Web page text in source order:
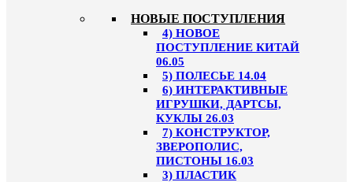
НОВЫЕ ПОСТУПЛЕНИЯ
4) НОВОЕ
ПОСТУПЛЕНИЕ КИТАЙ
06.05
5) ПОЛЕСЬЕ 14.04
6) ИНТЕРАКТИВНЫЕ
ИГРУШКИ, ДАРТСЫ,
КУКЛЫ 26.03
7) КОНСТРУКТОР,
ЗВЕРОПОЛИС,
ПИСТОНЫ 16.03
3) ПЛАСТИК